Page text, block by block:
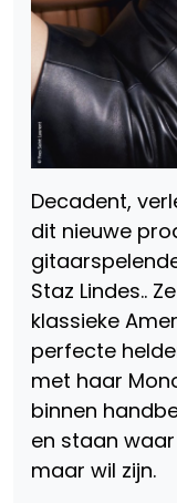
Decadent,
dit nieuwe
Staz Lindes..
klassieke
perfecte
met haar
binnen
en staan waar
maar wil zijn.